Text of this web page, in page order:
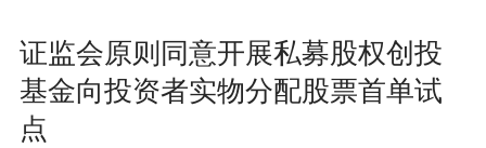
证监会原则同意开展私募股权创投
基金向投资者实物分配股票首单试
点